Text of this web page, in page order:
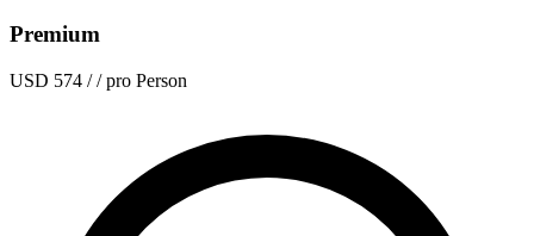
Premium
USD 574 / / pro Person